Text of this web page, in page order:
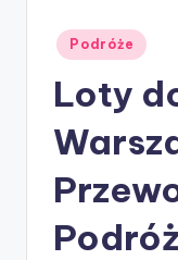
Posted
in
Podróże
Loty